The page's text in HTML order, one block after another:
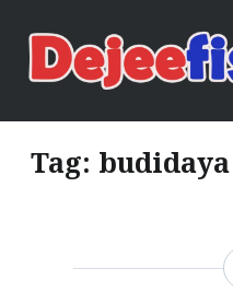
content
DEJEEFISH |
IKAN
Tag: